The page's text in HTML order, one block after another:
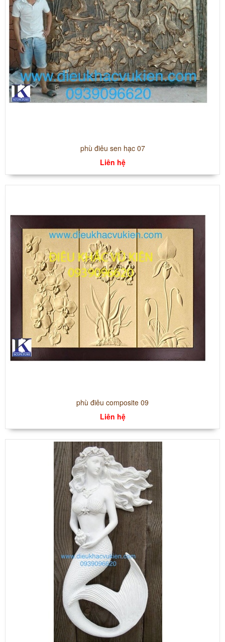
phù điêu sen hạc 07
Liên hệ
phù điêu composite 09
Liên hệ